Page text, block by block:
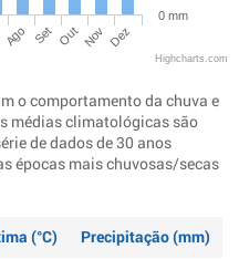
Ago Set Out Nov Dez
0 mm
Highcharts.com
o comportamento da chuva e
médias climatológicas são
de dados de 30 anos
épocas mais chuvosas/secas
(°C)
Precipitação (mm)